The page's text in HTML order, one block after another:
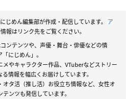
じめん編集部が作成・配信しています。 ア
報はリンク先をご覧ください。
ンテンツや、声優・舞台・俳優などの情
にじめん」。
やキャラクター作品、VTuberなどストリー
情報を幅広くお届けしています。
タ活（推し活）お役立ち情報など、女性オ
ンツも発信しています。